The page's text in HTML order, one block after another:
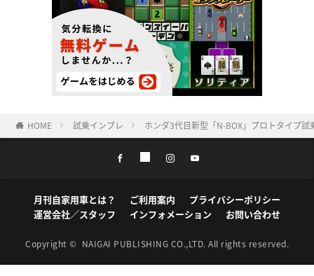
HOME 試乗インプレ ホンダ3代目新型「N-BOX」プロトタイプ
月刊自家用車とは？ ご利用案内
プライバシーポリシー
運営会社／スタッフ
インフォメーション お問い合わせ
Copyright © NAIGAI PUBLISHING CO.,LTD. All rights reserved.